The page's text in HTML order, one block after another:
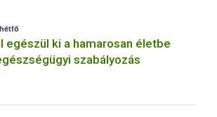
egészül ki a hamarosan életbe
szabályozás